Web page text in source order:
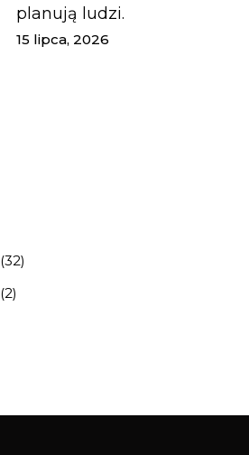
planują ludzi.
15 lipca, 2026
(32)
(2)